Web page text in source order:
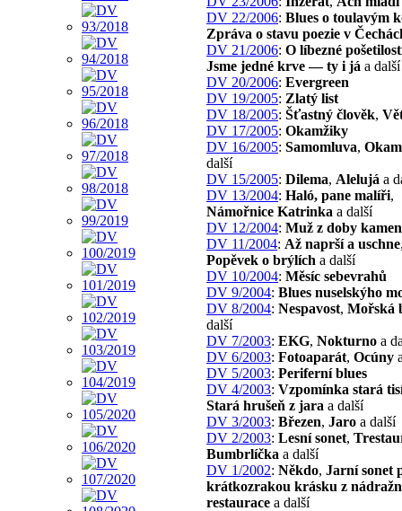
DV 22/2006: Blues o toulavým
Zpráva o stavu poezie v
DV 21/2006: O líbezné
Jsme jedné krve — ty i já a další
DV 20/2006: Evergreen
DV 19/2005: Zlatý list
DV 18/2005: Šťastný člověk,
DV 17/2005: Okamžiky
DV 16/2005: Samomluva,
další
DV 15/2005: Dilema, Alelujá a
DV 13/2004: Haló, pane malíři,
Námořnice Katrinka a další
DV 12/2004: Muž z doby
DV 11/2004: Až naprší a uschne
Popěvek o brýlích a další
DV 10/2004: Měsíc sebevrahů
DV 9/2004: Blues nuselskýho
DV 8/2004: Nespavost, Mořská
další
DV 7/2003: EKG, Nokturno a
DV 6/2003: Fotoaparát, Ocúny
DV 5/2003: Periferní blues
DV 4/2003: Vzpomínka stará
Stará hrušeň z jara a další
DV 3/2003: Březen, Jaro a další
DV 2/2003: Lesní sonet,
Bumbrlíčka a další
DV 1/2002: Někdo, Jarní sonet
krátkozrakou krásku z
restaurace a další